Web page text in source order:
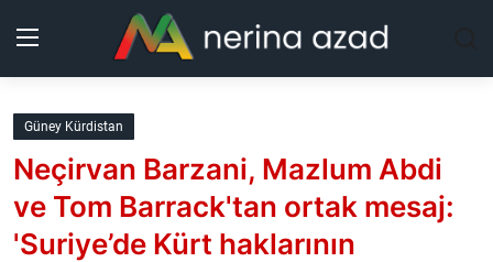
Kurdistan
Bölgeler
Yaşam
Güney Kürdistan
Neçirvan Barzani, Mazlum Abdi
ve Tom Barrack'tan ortak mesaj:
'Suriye’de Kürt haklarının